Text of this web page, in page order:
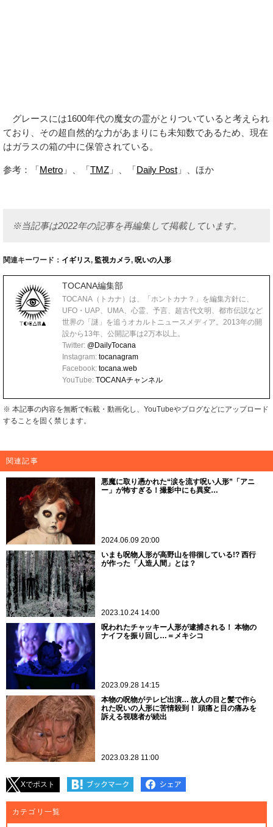
グレースには1600年代の魔女の霊がとりついていると考えられ
ており、その超自然的な力があまりにも未知数であるため、現在
はガラスの箱の中に保管されている。
参考：「Metro 」、「TMZ 」、「Daily Post 」、ほか
※当記事は2022年の記事を再編集して掲載しています。
関連キーワード： イギリス, 監視カメラ, 呪いの人形
TOCANA編集部
TOCANA（トカナ）は、「ホントカナ？」を編集方針に、
UFO・UAP、UMA、心霊、予言、超古代文明、都市伝説など
世界の「謎」を追うオカルトニュースメディア。2013年の開
設から13年、公開記事は2万本以上。
Twitter: @DailyTocana
Instagram: tocanagram
Facebook: tocana.web
YouTube: TOCANAチャンネル
※ 本記事の内容を無断で転載・動画化し、YouTubeやブログなどにアップロード
することを固く禁じます。
関連記事
悪魔に取り憑かれた“涙を流す呪い人形”「アニ
ー」が怖すぎる！撮影中にも異変…
2024.06.09 20:00
いまも呪物人形が高野山を徘徊している!? 西行
が作った「人造人間」とは？
2023.10.24 14:00
呪われたチャッキー人形が逮捕される！ 本物の
ナイフを振り回し…＝メキシコ
2023.09.28 14:15
本物の呪物がテレビ出演… 故人の目と髪で作ら
れた呪いの人形に苦情殺到！ 頭痛と目の痛みを
訴える視聴者が続出
2023.03.28 11:00
Xでポスト
カテゴリ一覧